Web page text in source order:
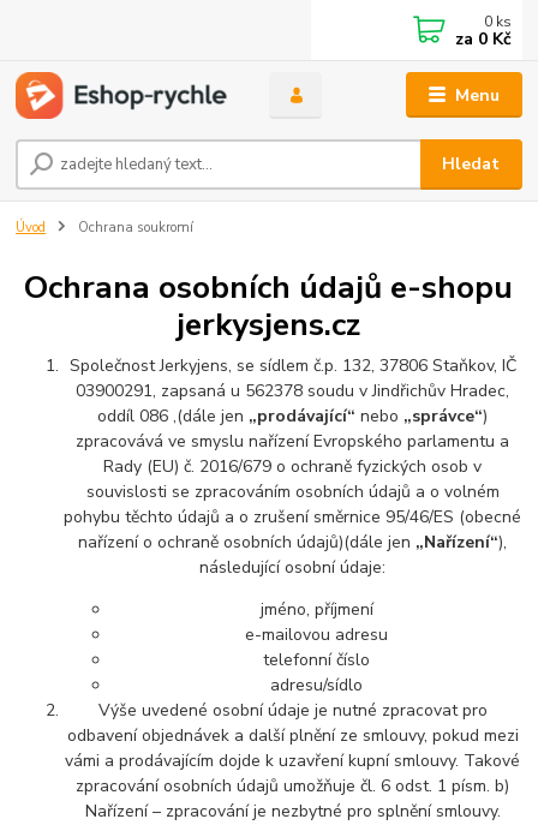
Menu
Hledat
0 ks
za 0 Kč
Úvod Ochrana soukromí
Ochrana osobních údajů e-shopu
jerkysjens.cz
Společnost Jerkyjens, se sídlem č.p. 132, 37806 Staňkov, IČ
03900291, zapsaná u 562378 soudu v Jindřichův Hradec,
oddíl 086 ,(dále jen „prodávající“ nebo „správce“)
zpracovává ve smyslu nařízení Evropského parlamentu a
Rady (EU) č. 2016/679 o ochraně fyzických osob v
souvislosti se zpracováním osobních údajů a o volném
pohybu těchto údajů a o zrušení směrnice 95/46/ES (obecné
nařízení o ochraně osobních údajů)(dále jen „Nařízení“),
následující osobní údaje:
jméno, příjmení
e-mailovou adresu
telefonní číslo
adresu/sídlo
Výše uvedené osobní údaje je nutné zpracovat pro
odbavení objednávek a další plnění ze smlouvy, pokud mezi
vámi a prodávajícím dojde k uzavření kupní smlouvy. Takové
zpracování osobních údajů umožňuje čl. 6 odst. 1 písm. b)
Nařízení – zpracování je nezbytné pro splnění smlouvy.